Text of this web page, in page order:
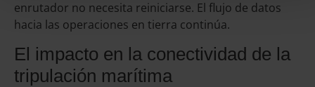
enrutador no necesita reiniciarse. El flujo de datos
hacia las operaciones en tierra continúa.
El impacto en la conectividad de la
tripulación marítima